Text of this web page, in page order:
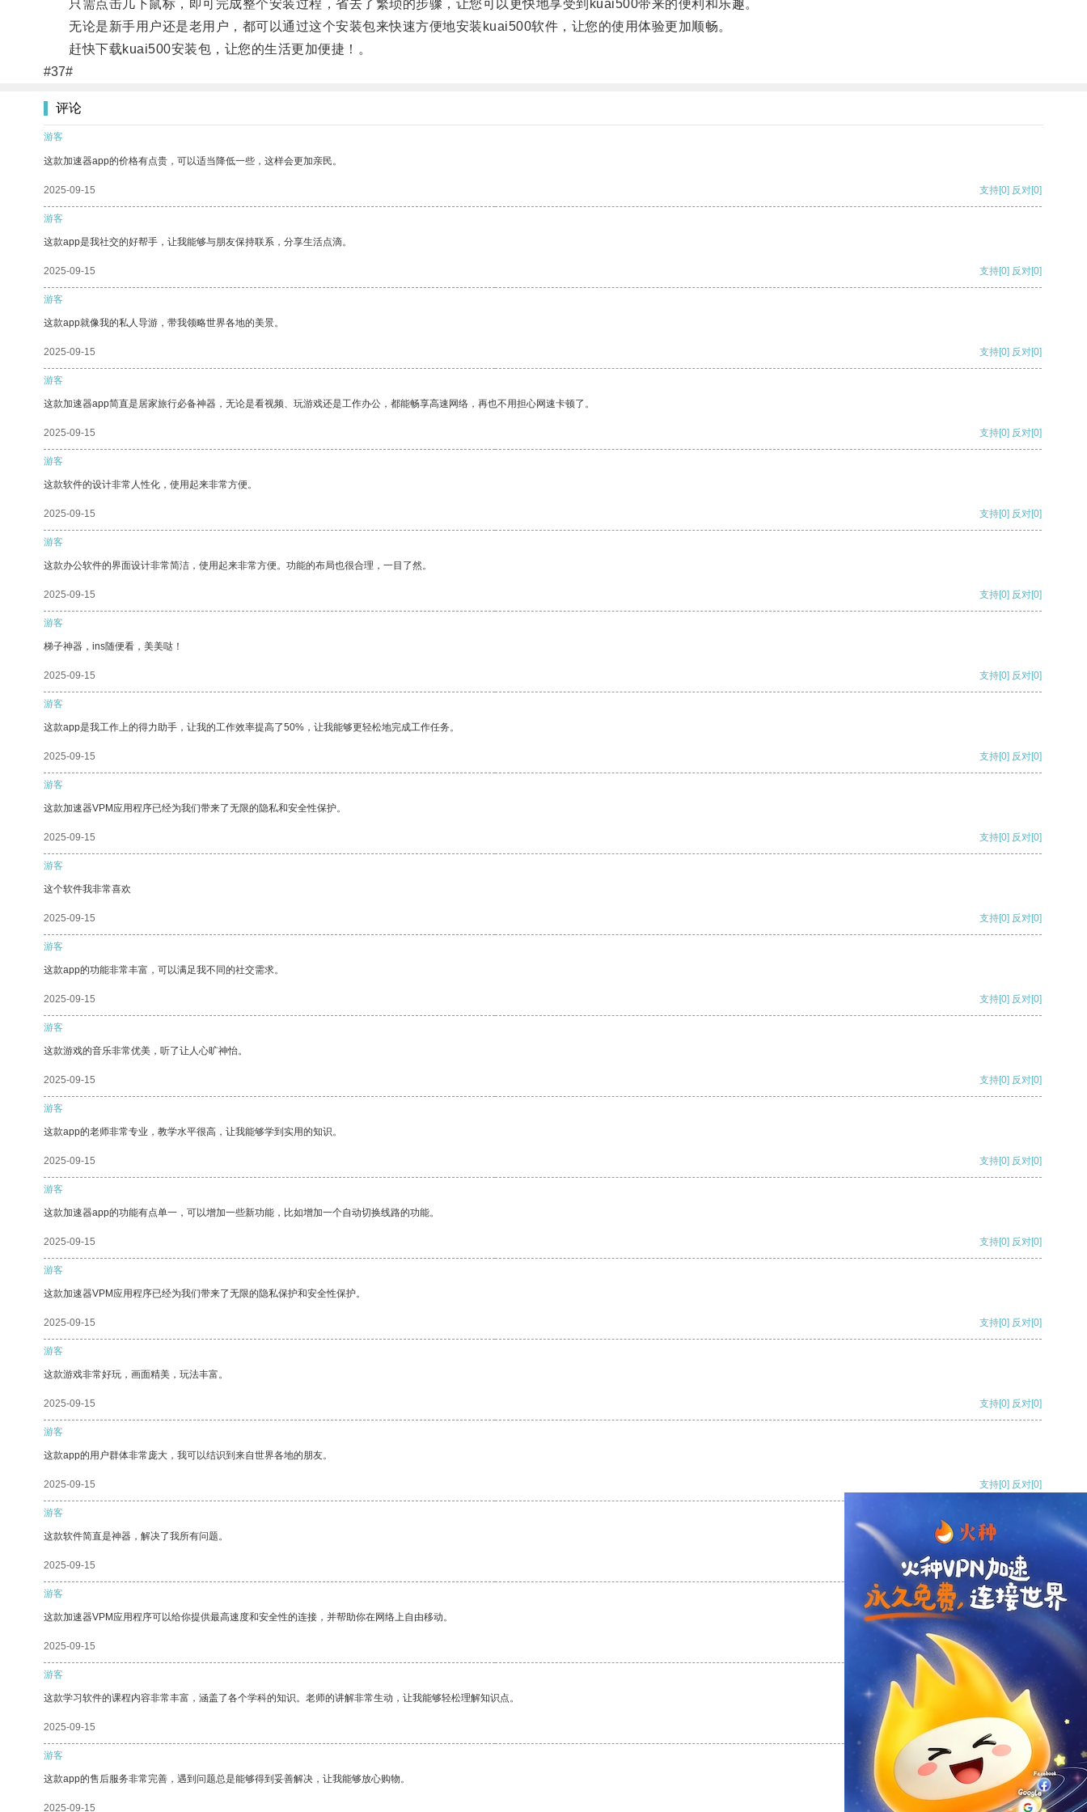
只需点击几下鼠标，即可完成整个安装过程，省去了繁琐的步骤，让您可以更快地享受到kuai500带来的便利和乐趣。
无论是新手用户还是老用户，都可以通过这个安装包来快速方便地安装kuai500软件，让您的使用体验更加顺畅。
赶快下载kuai500安装包，让您的生活更加便捷！。
#37#
评论
游客
这款加速器app的价格有点贵，可以适当降低一些，这样会更加亲民。
2025-09-15 支持[0] 反对[0]
游客
这款app是我社交的好帮手，让我能够与朋友保持联系，分享生活点滴。
2025-09-15 支持[0] 反对[0]
游客
这款app就像我的私人导游，带我领略世界各地的美景。
2025-09-15 支持[0] 反对[0]
游客
这款加速器app简直是居家旅行必备神器，无论是看视频、玩游戏还是工作办公，都能畅享高速网络，再也不用担心网速卡顿了。
2025-09-15 支持[0] 反对[0]
游客
这款软件的设计非常人性化，使用起来非常方便。
2025-09-15 支持[0] 反对[0]
游客
这款办公软件的界面设计非常简洁，使用起来非常方便。功能的布局也很合理，一目了然。
2025-09-15 支持[0] 反对[0]
游客
梯子神器，ins随便看，美美哒！
2025-09-15 支持[0] 反对[0]
游客
这款app是我工作上的得力助手，让我的工作效率提高了50%，让我能够更轻松地完成工作任务。
2025-09-15 支持[0] 反对[0]
游客
这款加速器VPM应用程序已经为我们带来了无限的隐私和安全性保护。
2025-09-15 支持[0] 反对[0]
游客
这个软件我非常喜欢
2025-09-15 支持[0] 反对[0]
游客
这款app的功能非常丰富，可以满足我不同的社交需求。
2025-09-15 支持[0] 反对[0]
游客
这款游戏的音乐非常优美，听了让人心旷神怡。
2025-09-15 支持[0] 反对[0]
游客
这款app的老师非常专业，教学水平很高，让我能够学到实用的知识。
2025-09-15 支持[0] 反对[0]
游客
这款加速器app的功能有点单一，可以增加一些新功能，比如增加一个自动切换线路的功能。
2025-09-15 支持[0] 反对[0]
游客
这款加速器VPM应用程序已经为我们带来了无限的隐私保护和安全性保护。
2025-09-15 支持[0] 反对[0]
游客
这款游戏非常好玩，画面精美，玩法丰富。
2025-09-15 支持[0] 反对[0]
游客
这款app的用户群体非常庞大，我可以结识到来自世界各地的朋友。
2025-09-15 支持[0] 反对[0]
游客
这款软件简直是神器，解决了我所有问题。
2025-09-15 支持[0] 反对
游客
这款加速器VPM应用程序可以给你提供最高速度和安全性的连接，并帮助你在网络上自由移动。
2025-09-15 支持
游客
这款学习软件的课程内容非常丰富，涵盖了各个学科的知识。老师的讲解非常生动，让我能够轻松理解知识点。
2025-09-15 反对 [0]
游客
这款app的售后服务非常完善，遇到问题总是能够得到妥善解决，让我能够放心购物。
2025-09-15 支持[0] 反对[0]